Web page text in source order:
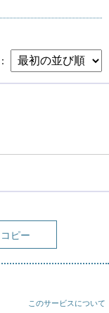
ピー
このサービスについて